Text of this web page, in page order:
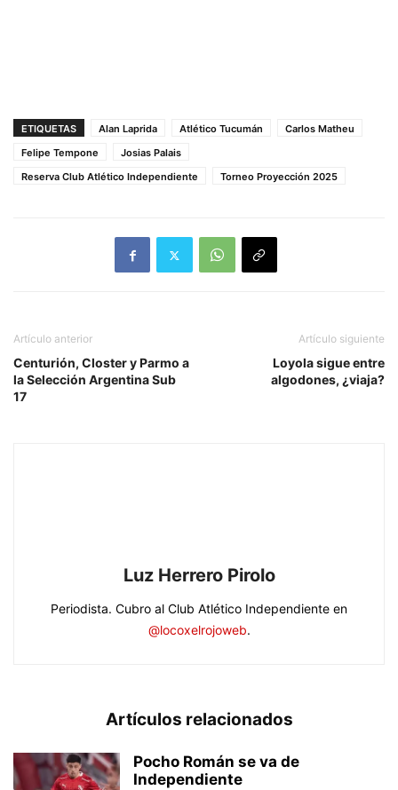
ETIQUETAS Alan Laprida Atlético Tucumán
Carlos Matheu
Felipe Tempone
Josias Palais
Reserva Club Atlético Independiente
Torneo Proyección 2025
Artículo anterior
Centurión, Closter y Parmo a
la Selección Argentina Sub
17
Artículo siguiente
Loyola sigue entre
algodones, ¿viaja?
Luz Herrero Pirolo
Periodista. Cubro al Club Atlético Independiente en
@locoxelrojoweb.
Artículos relacionados
Pocho Román se va de
Independiente